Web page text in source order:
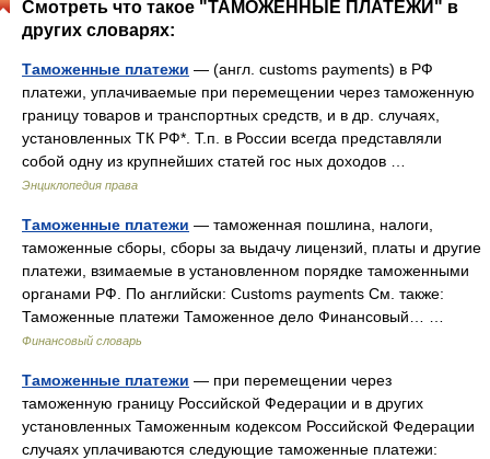
Смотреть что такое "ТАМОЖЕННЫЕ ПЛАТЕЖИ" в
других словарях:
Таможенные платежи — (англ. customs payments) в РФ
платежи, уплачиваемые при перемещении через таможенную
границу товаров и транспортных средств, и в др. случаях,
установленных ТК РФ*. Т.п. в России всегда представляли
собой одну из крупнейших статей гос ных доходов …
Энциклопедия права
Таможенные платежи — таможенная пошлина, налоги,
таможенные сборы, сборы за выдачу лицензий, платы и другие
платежи, взимаемые в установленном порядке таможенными
органами РФ. По английски: Customs payments См. также:
Таможенные платежи Таможенное дело Финансовый… …
Финансовый словарь
Таможенные платежи — при перемещении через
таможенную границу Российской Федерации и в других
установленных Таможенным кодексом Российской Федерации
случаях уплачиваются следующие таможенные платежи: